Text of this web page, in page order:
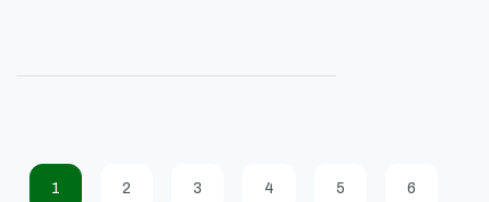
1 2 3 4 5 6